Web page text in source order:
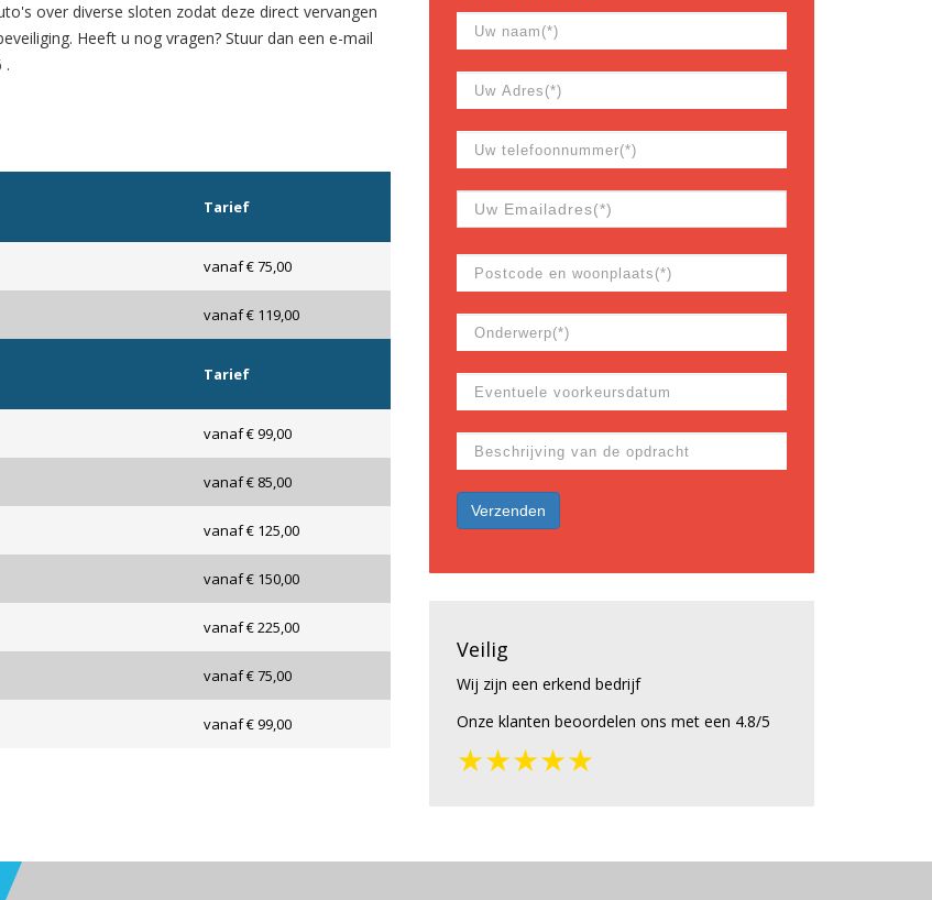
over diverse sloten zodat deze direct vervangen
. Heeft u nog vragen? Stuur dan een e-mail
.
Tarief
vanaf € 75,00
vanaf € 119,00
Tarief
vanaf € 99,00
vanaf € 85,00
vanaf € 125,00
vanaf € 150,00
vanaf € 225,00
vanaf € 75,00
vanaf € 99,00
Veilig
Wij zijn een erkend bedrijf
Onze klanten beoordelen ons met een 4.8/5
★★★★★